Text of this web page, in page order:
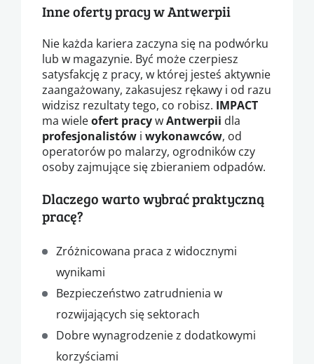
Inne oferty pracy w Antwerpii
Nie każda kariera zaczyna się na podwórku
lub w magazynie. Być może czerpiesz
satysfakcję z pracy, w której jesteś aktywnie
zaangażowany, zakasujesz rękawy i od razu
widzisz rezultaty tego, co robisz. IMPACT
ma wieleofert pracywAntwerpii dla
profesjonalistów i wykonawców, od
operatorów po malarzy, ogrodników czy
osoby zajmujące się zbieraniem odpadów.
Dlaczego warto wybrać praktyczną
pracę?
Zróżnicowana praca z widocznymi
wynikami
Bezpieczeństwo zatrudnienia w
rozwijających się sektorach
Dobre wynagrodzenie z dodatkowymi
korzyściami